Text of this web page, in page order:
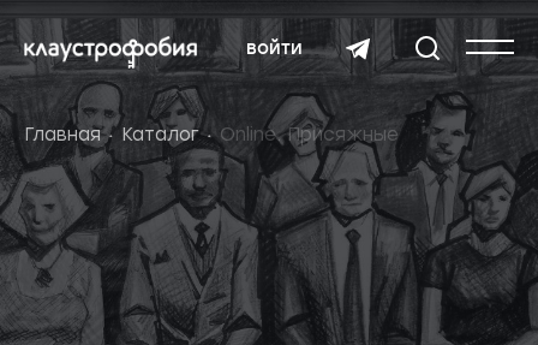
войти
Главная Каталог Online. Присяжные